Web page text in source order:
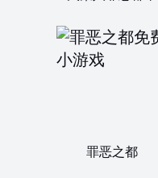
罪恶之都